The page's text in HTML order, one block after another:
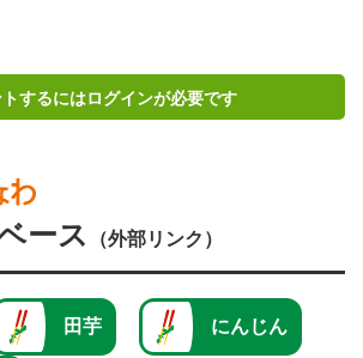
トするにはログインが必要です
ース （外部リンク）
田芋 にんじん